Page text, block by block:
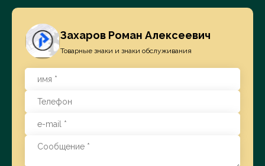
Захаров Роман Алексеевич
Товарные знаки и знаки обслуживания